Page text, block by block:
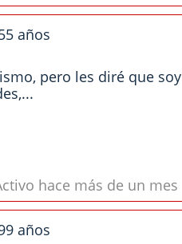
años
pero les diré que soy
hace más de un mes
años